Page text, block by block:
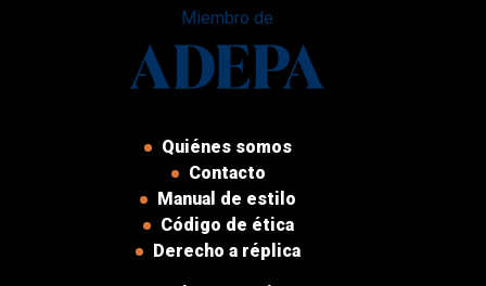
Miembro de
Quiénes somos
Contacto
Manual de estilo
Código de ética
Derecho a réplica